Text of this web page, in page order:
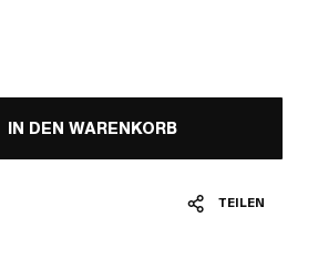
IN DEN WARENKORB
TEILEN